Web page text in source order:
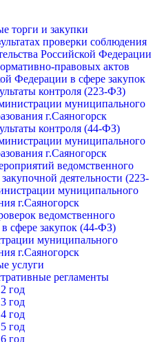
торги и закупки
проверки соблюдения
Российской Федерации
правовых актов
Федерации в сфере закупок
контроля (223-ФЗ)
муниципального
г.Саяногорск
контроля (44-ФЗ)
муниципального
г.Саяногорск
ведомственного
деятельности (223-
муниципального
г.Саяногорск
ведомственного
в сфере закупок (44-ФЗ)
муниципального
г.Саяногорск
услуги
регламенты
год
год
год
год
год